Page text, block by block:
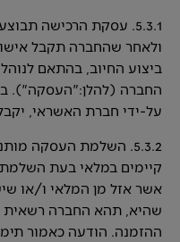
5.3.1. עסקת הרכישה
ולאחר שהחברה תקבל
ביצוע החיוב, בהתאם
החברה (להלן:"העסקה").
על-ידי חברת האשראי,
5.3.2. השלמת העסקה
קיימים במלאי בעת
אשר אזל מן המלאי ו/או
שהיא, תהא החברה רשאית
ההזמנה. הודעה כאמור